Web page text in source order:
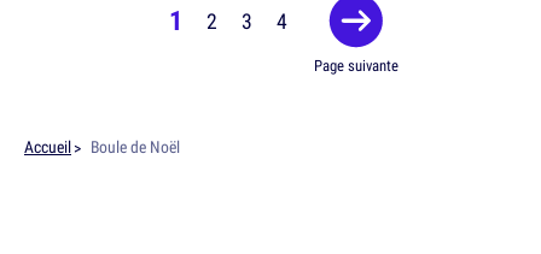
1 2 3 4
Page suivante
Accueil Boule de Noël